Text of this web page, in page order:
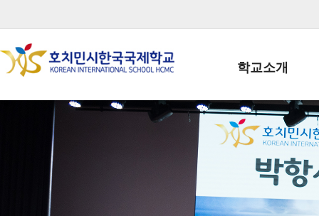
학교소개
학교장인사말
학생회장인사말
학교상징
학교 CI